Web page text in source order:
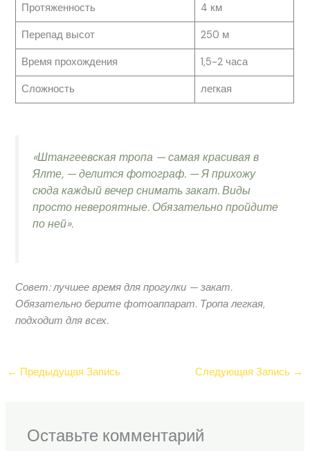
Протяженность 4 км
Перепад высот 250 м
Время прохождения 1,5-2 часа
Сложность легкая
«Штангеевская тропа — самая красивая в
Ялте, — делится фотограф. — Я прихожу
сюда каждый вечер снимать закат. Виды
просто невероятные. Обязательно пройдите
по ней».
Совет: лучшее время для прогулки — закат.
Обязательно берите фотоаппарат. Тропа легкая,
подходит для всех.
← Предыдущая Запись Следующая Запись →
Оставьте комментарий